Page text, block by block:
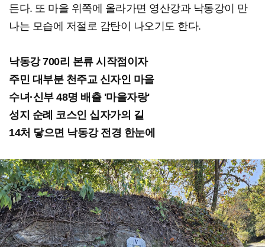
든다. 또 마을 위쪽에 올라가면 영산강과 낙동강이 만
나는 모습에 저절로 감탄이 나오기도 한다.
낙동강 700리 본류 시작점이자
주민 대부분 천주교 신자인 마을
수녀·신부 48명 배출 '마을자랑'
성지 순례 코스인 십자가의 길
14처 닿으면 낙동강 전경 한눈에